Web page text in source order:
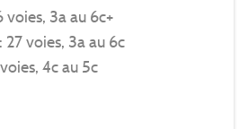
voies, 3a au 6c+
27 voies, 3a au 6c
4c au 5c